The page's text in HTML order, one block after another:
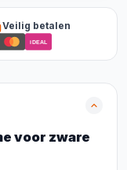
Veilig betalen
iDEAL
voor zware